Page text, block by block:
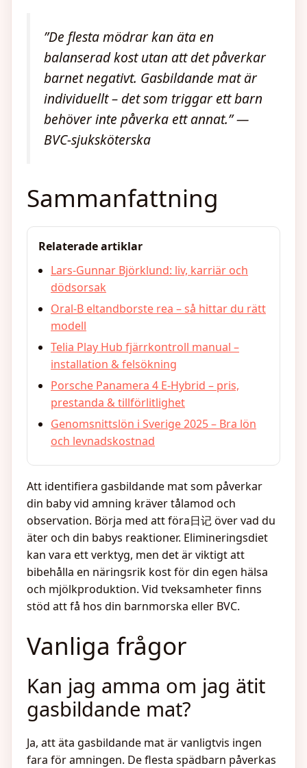
”De flesta mödrar kan äta en
balanserad kost utan att det påverkar
barnet negativt. Gasbildande mat är
individuellt – det som triggar ett barn
behöver inte påverka ett annat.” —
BVC-sjuksköterska
Sammanfattning
Relaterade artiklar
Lars-Gunnar Björklund: liv, karriär och
dödsorsak
Oral-B eltandborste rea – så hittar du rätt
modell
Telia Play Hub fjärrkontroll manual –
installation & felsökning
Porsche Panamera 4 E-Hybrid – pris,
prestanda & tillförlitlighet
Genomsnittslön i Sverige 2025 – Bra lön
och levnadskostnad
Att identifiera gasbildande mat som påverkar
din baby vid amning kräver tålamod och
observation. Börja med att föra日记 över vad du
äter och din babys reaktioner. Elimineringsdiet
kan vara ett verktyg, men det är viktigt att
bibehålla en näringsrik kost för din egen hälsa
och mjölkproduktion. Vid tveksamheter finns
stöd att få hos din barnmorska eller BVC.
Vanliga frågor
Kan jag amma om jag ätit
gasbildande mat?
Ja, att äta gasbildande mat är vanligtvis ingen
fara för amningen. De flesta spädbarn påverkas